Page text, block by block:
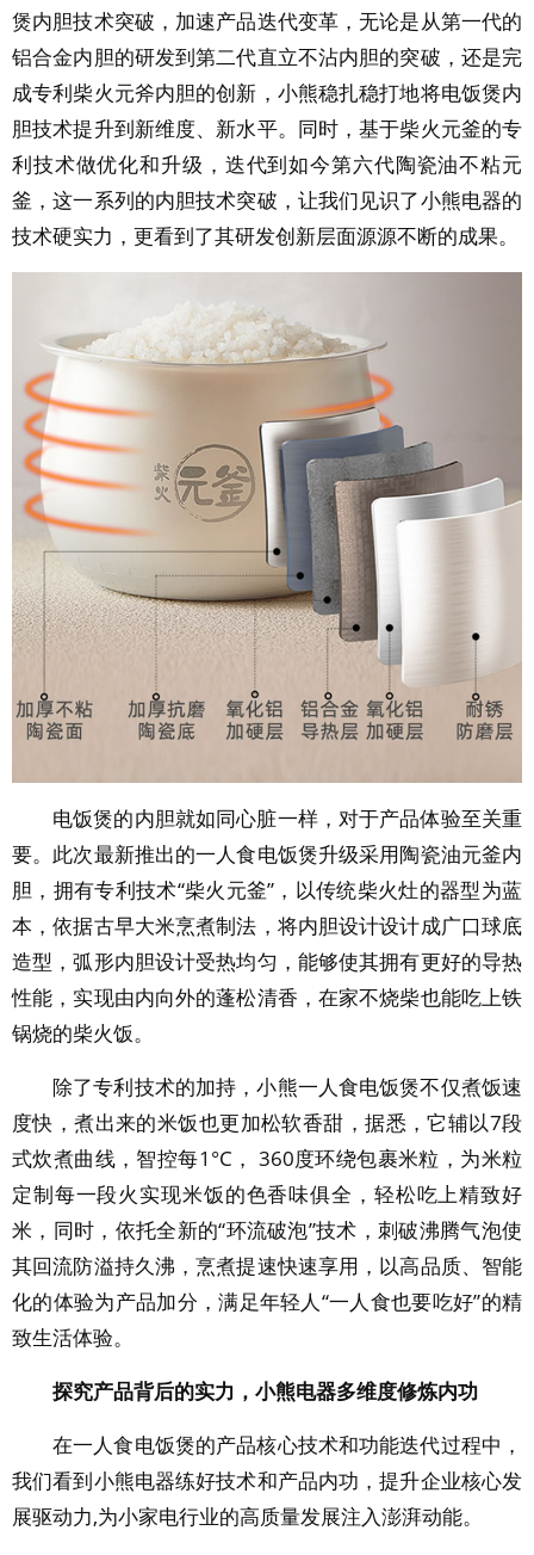
煲内胆技术突破，加速产品迭代变革，无论是从第一代的
铝合金内胆的研发到第二代直立不沾内胆的突破，还是完
成专利柴火元斧内胆的创新，小熊稳扎稳打地将电饭煲内
胆技术提升到新维度、新水平。同时，基于柴火元釜的专
利技术做优化和升级，迭代到如今第六代陶瓷油不粘元
釜，这一系列的内胆技术突破，让我们见识了小熊电器的
技术硬实力，更看到了其研发创新层面源源不断的成果。
电饭煲的内胆就如同心脏一样，对于产品体验至关重
要。此次最新推出的一人食电饭煲升级采用陶瓷油元釜内
胆，拥有专利技术“柴火元釜”，以传统柴火灶的器型为蓝
本，依据古早大米烹煮制法，将内胆设计设计成广口球底
造型，弧形内胆设计受热均匀，能够使其拥有更好的导热
性能，实现由内向外的蓬松清香，在家不烧柴也能吃上铁
锅烧的柴火饭。
除了专利技术的加持，小熊一人食电饭煲不仅煮饭速
度快，煮出来的米饭也更加松软香甜，据悉，它辅以7段
式炊煮曲线，智控每1°C， 360度环绕包裹米粒，为米粒
定制每一段火实现米饭的色香味俱全，轻松吃上精致好
米，同时，依托全新的“环流破泡”技术，刺破沸腾气泡使
其回流防溢持久沸，烹煮提速快速享用，以高品质、智能
化的体验为产品加分，满足年轻人“一人食也要吃好”的精
致生活体验。
探究产品背后的实力，小熊电器多维度修炼内功
在一人食电饭煲的产品核心技术和功能迭代过程中，
我们看到小熊电器练好技术和产品内功，提升企业核心发
展驱动力,为小家电行业的高质量发展注入澎湃动能。